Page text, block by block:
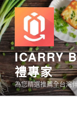
跳
至
主
要
內
容
ICARRY
禮專家
為您精選推薦全台灣